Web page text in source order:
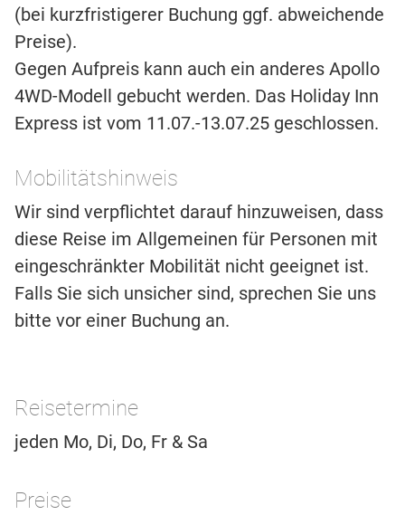
(bei kurzfristigerer Buchung ggf. abweichende
Preise).
Gegen Aufpreis kann auch ein anderes Apollo
4WD-Modell gebucht werden. Das Holiday Inn
Express ist vom 11.07.-13.07.25 geschlossen.
Mobilitätshinweis
Wir sind verpflichtet darauf hinzuweisen, dass
diese Reise im Allgemeinen für Personen mit
eingeschränkter Mobilität nicht geeignet ist.
Falls Sie sich unsicher sind, sprechen Sie uns
bitte vor einer Buchung an.
Reisetermine
jeden Mo, Di, Do, Fr & Sa
Preise